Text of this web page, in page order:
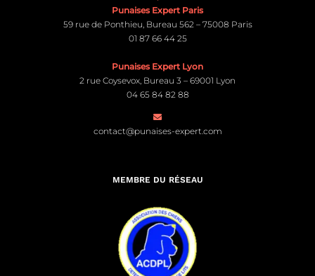
Punaises Expert Paris
59 rue de Ponthieu, Bureau 562 – 75008 Paris
01 87 66 44 25
Punaises Expert Lyon
2 rue Coysevox, Bureau 3 – 69001 Lyon
04 65 84 82 88
contact@punaises-expert.com
MEMBRE DU RÉSEAU